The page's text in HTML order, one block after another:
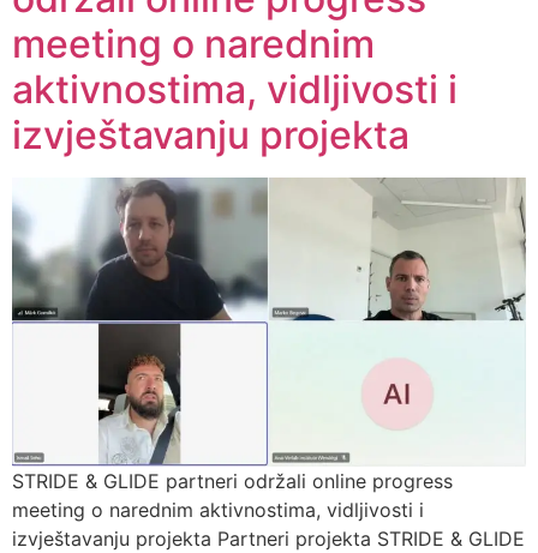
meeting o narednim
aktivnostima, vidljivosti i
izvještavanju projekta
STRIDE & GLIDE partneri održali online progress
meeting o narednim aktivnostima, vidljivosti i
izvještavanju projekta Partneri projekta STRIDE & GLIDE